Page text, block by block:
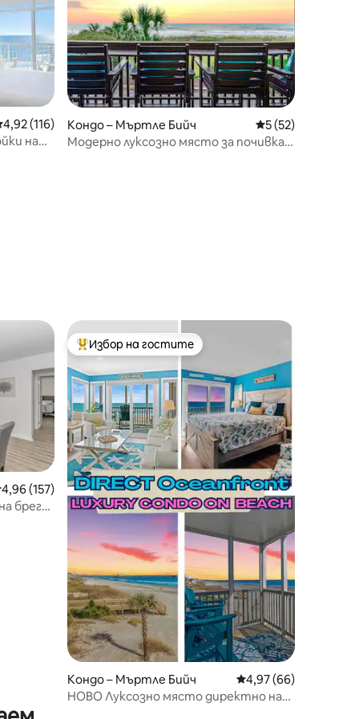
оценка: 4,92 от 5, 116 отзива
4,92 (116)
на
Кондо – Мъртле Бийч Средна оценка:
5 (52)
Модерно луксозно място за почивка
оценка: 4,96 от 5, 157 отзива
4,96 (157)
брега
Най-популярен избор на гостите
Избор на гостите
Кондо – Мъртле Бийч Средна оценка:
4,97 (66)
НОВО Луксозно място директно на